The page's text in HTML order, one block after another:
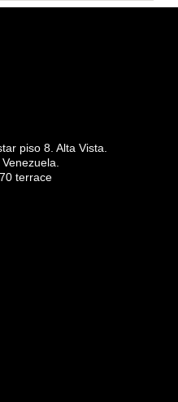
piso 8. Alta Vista.
terrace